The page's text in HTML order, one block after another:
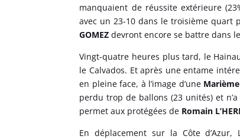
manquaient de réussite extérieure
avec un 23-10 dans le troisième quart
GOMEZ devront encore se battre dans
Vingt-quatre heures plus tard, le
le Calvados. Et après une entame
en pleine face, à l’image d’une
perdu trop de ballons (23 unités) et
permet aux protégées de Romain
En déplacement sur la Côte